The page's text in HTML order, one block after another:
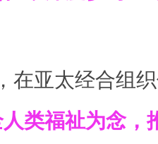
亚太经合组织
类福祉为念，